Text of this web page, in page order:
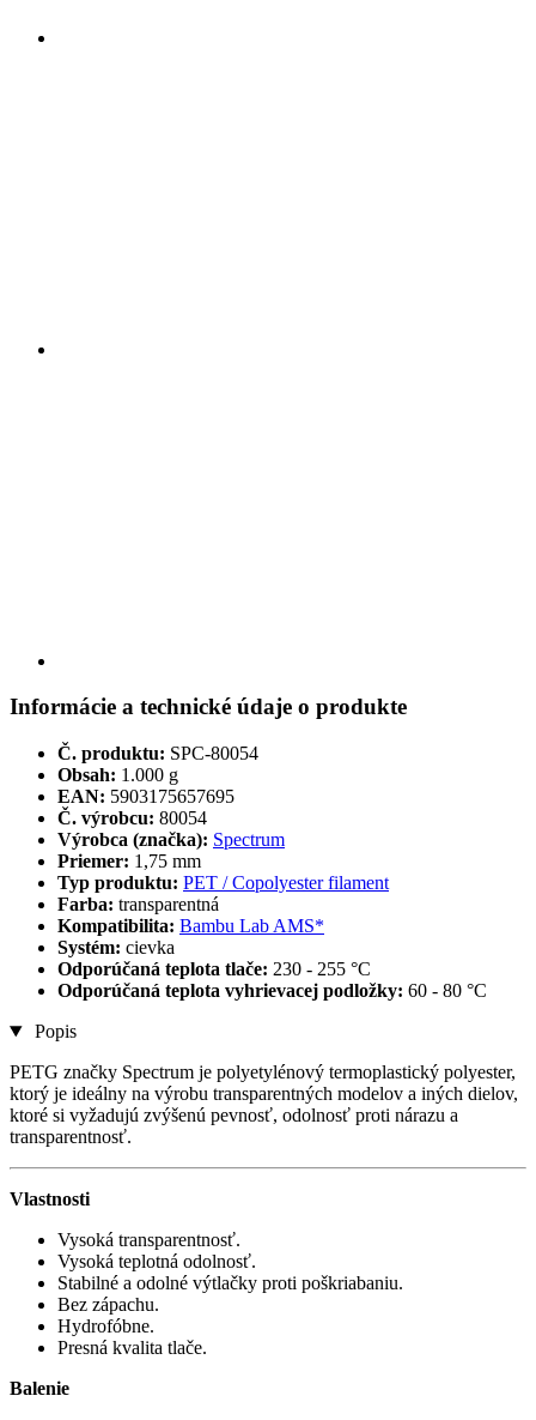
Informácie a technické údaje o produkte
Č. produktu: SPC-80054
Obsah: 1.000 g
EAN: 5903175657695
Č. výrobcu: 80054
Výrobca (značka): Spectrum
Priemer: 1,75 mm
Typ produktu: PET / Copolyester filament
Farba: transparentná
Kompatibilita: Bambu Lab AMS*
Systém: cievka
Odporúčaná teplota tlače: 230 - 255 °C
Odporúčaná teplota vyhrievacej podložky: 60 - 80 °C
Popis
PETG značky Spectrum je polyetylénový termoplastický polyester,
ktorý je ideálny na výrobu transparentných modelov a iných dielov,
ktoré si vyžadujú zvýšenú pevnosť, odolnosť proti nárazu a
transparentnosť.
Vlastnosti
Vysoká transparentnosť.
Vysoká teplotná odolnosť.
Stabilné a odolné výtlačky proti poškriabaniu.
Bez zápachu.
Hydrofóbne.
Presná kvalita tlače.
Balenie